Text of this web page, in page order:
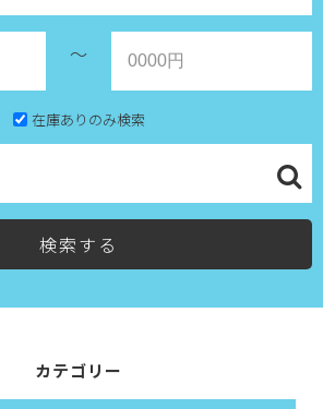
～
在庫ありのみ検索
検索する
カテゴリー